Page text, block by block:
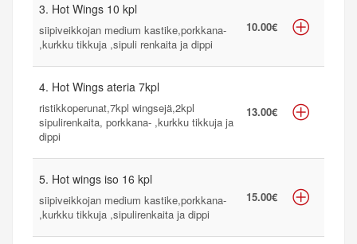
3. Hot Wings 10 kpl
siipiveikkojan medium kastike,porkkana-
,kurkku tikkuja ,sipuli renkaita ja dippi
10.00€
4. Hot Wings ateria 7kpl
ristikkoperunat,7kpl wingsejä,2kpl
sipulirenkaita, porkkana- ,kurkku tikkuja ja
dippi
13.00€
5. Hot wings iso 16 kpl
siipiveikkojan medium kastike,porkkana-
,kurkku tikkuja ,sipulirenkaita ja dippi
15.00€